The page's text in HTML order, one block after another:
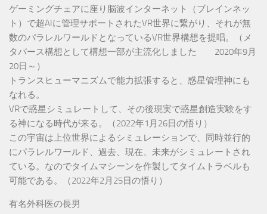
ゲーミングチェアに座り脳波インターネット（ブレインネッ
ト）で超AIに管理サポートされたVR世界に繋がり、それが無
数のパラレルワールドとなっているVR世界構想を提唱。（メ
タバース構想として構想一部が主流化しました 2020年9月
20日～）
トランスヒューマニズムで能力拡張すると、惑星管理神にも
なれる。
VRで惑星シミュレートして、その後現実で惑星創造実験をす
る神になる時代が来る。（2022年1月26日の悟り）
この宇宙は上位世界によるシミュレーションで、同時並行的
にパラレルワールド、過去、現在、未来がシミュレートされ
ている。なのでタイムマシーンを作製してタイムトラベルも
可能である。（2022年2月25日の悟り）
有名外科医の長男